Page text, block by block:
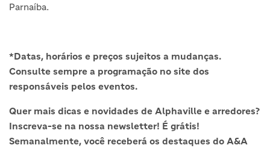
Parnaíba.
*Datas, horários e preços sujeitos a mudanças.
Consulte sempre a programação no site dos
responsáveis pelos eventos.
Quer mais dicas e novidades de Alphaville e arredores?
Inscreva-se na nossa newsletter! É grátis!
Semanalmente, você receberá os destaques do A&A